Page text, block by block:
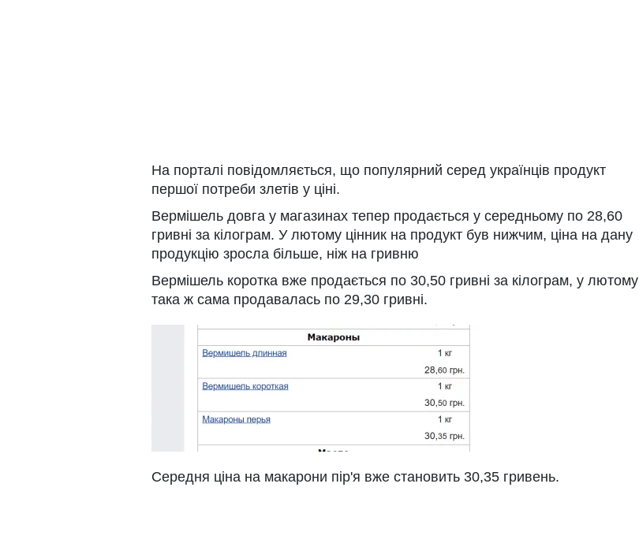
На порталі повідомляється, що популярний серед українців продукт
першої потреби злетів у ціні.
Вермішель довга у магазинах тепер продається у середньому по 28,60
гривні за кілограм. У лютому цінник на продукт був нижчим, ціна на дану
продукцію зросла більше, ніж на гривню
Вермішель коротка вже продається по 30,50 гривні за кілограм, у лютому
така ж сама продавалась по 29,30 гривні.
Середня ціна на макарони пір'я вже становить 30,35 гривень.